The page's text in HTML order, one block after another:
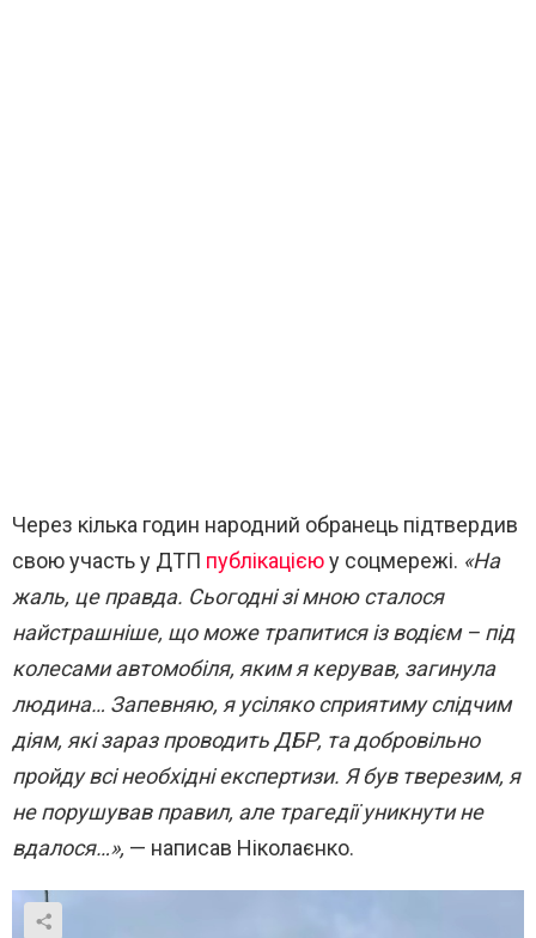
Через кілька годин народний обранець підтвердив
свою участь у ДТП публікацієюу соцмережі. «На
жаль, це правда. Сьогодні зі мною сталося
найстрашніше, що може трапитися із водієм – під
колесами автомобіля, яким я керував, загинула
людина… Запевняю, я усіляко сприятиму слідчим
діям, які зараз проводить ДБР, та добровільно
пройду всі необхідні експертизи. Я був тверезим, я
не порушував правил, але трагедії уникнути не
вдалося…», — написав Ніколаєнко.